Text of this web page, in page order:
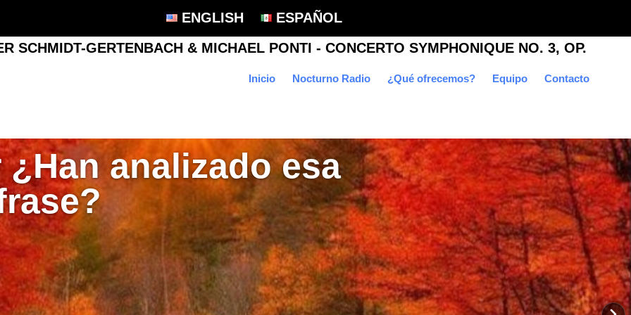
ENGLISH ESPAÑOL
Inicio Nocturno Radio ¿Qué ofrecemos? Equipo Contacto
analizado esa